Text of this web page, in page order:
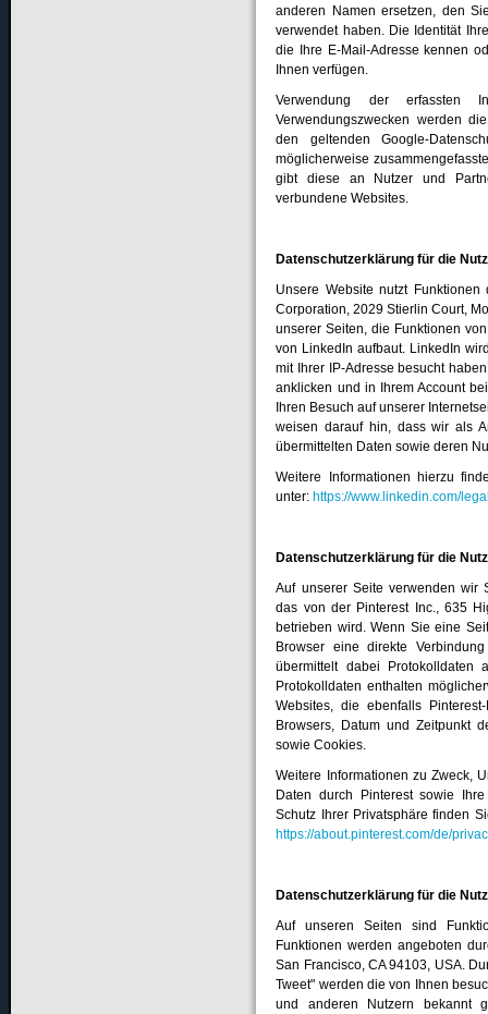
anderen Namen ersetzen, den
verwendet haben. Die Identität
die Ihre E-Mail-Adresse kennen
Ihnen verfügen.
Verwendung der erfassten
Verwendungszwecken werden
den geltenden Google-
möglicherweise
gibt diese an Nutzer und
verbundene Websites.
Datenschutzerklärung für die
Unsere Website nutzt
Corporation, 2029 Stierlin Court,
unserer Seiten, die Funktionen
von LinkedIn aufbaut. LinkedIn
mit Ihrer IP-Adresse besucht
anklicken und in Ihrem Account
Ihren Besuch auf unserer
weisen darauf hin, dass wir als
übermittelten Daten sowie deren
Weitere Informationen hierzu
unter: https://www.linkedin.com/
Datenschutzerklärung für die
Auf unserer Seite verwenden wir
das von der Pinterest Inc., 635
betrieben wird. Wenn Sie eine
Browser eine direkte
übermittelt dabei
Protokolldaten enthalten
Websites, die ebenfalls
Browsers, Datum und Zeitpunkt
sowie Cookies.
Weitere Informationen zu Zweck,
Daten durch Pinterest sowie
Schutz Ihrer Privatsphäre finden
https://about.pinterest.com/de/
Datenschutzerklärung für die
Auf unseren Seiten sind
Funktionen werden angeboten
San Francisco, CA 94103, USA.
Tweet" werden die von Ihnen
und anderen Nutzern bekannt